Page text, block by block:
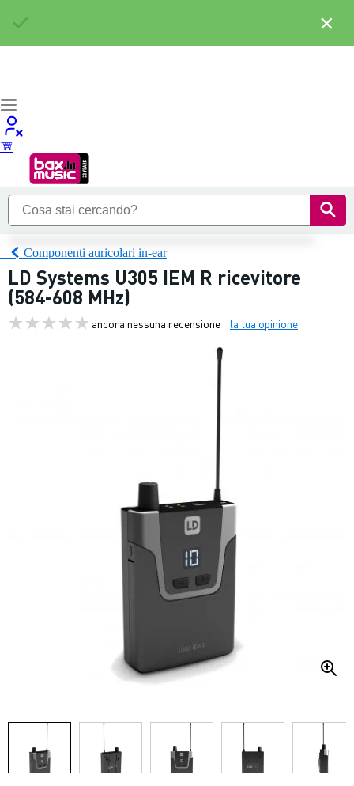
Componenti auricolari in-ear
LD Systems U305 IEM R ricevitore
(584-608 MHz)
ancora nessuna recensione la tua opinione
×